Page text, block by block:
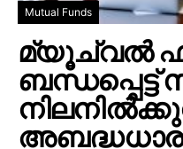
Mutual Funds
മ്യൂച്വൽ